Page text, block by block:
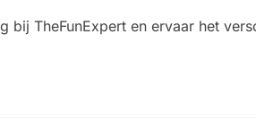
TheFunExpert en ervaar het